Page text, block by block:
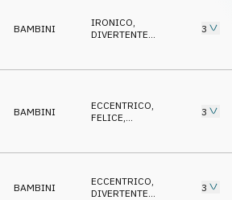
BAMBINI IRONICO,
DIVERTENTE,
STRISCIANTE
3
BAMBINI ECCENTRICO,
FELICE,
POSITIVO
3
BAMBINI ECCENTRICO,
DIVERTENTE,
3